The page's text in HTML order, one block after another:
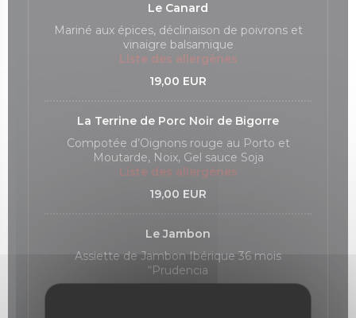
Le Canard
Mariné aux épices, déclinaison de poivrons et
vinaigre balsamique
Liste des allergènes
19,00 EUR
La Terrine de Porc Noir de Bigorre
Compotée d’Oignons rouge au Porto et
Moutarde, Noix, Gel sauce Soja
Liste des allergènes
19,00 EUR
Le Jambon
Assiette de Jambon Ibérique 36 mois
“Prudencia